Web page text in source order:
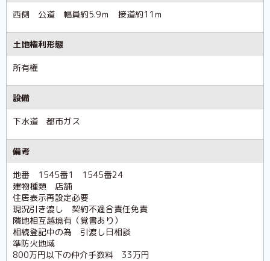
西側 公道 幅員約5.9ｍ 接道約11ｍ
土地権利形態
所有権
設備
下水道 都市ガス
備考
地番 1545番1 1545番24
建物種類 店舗
住居表示再設定必要
現況引き渡し 契約不適合責任免責
隣地相互越境有（覚書あり）
相続登記中の為 引渡し日相談
準防火地域
800万円以下の仲介手数料 33万円